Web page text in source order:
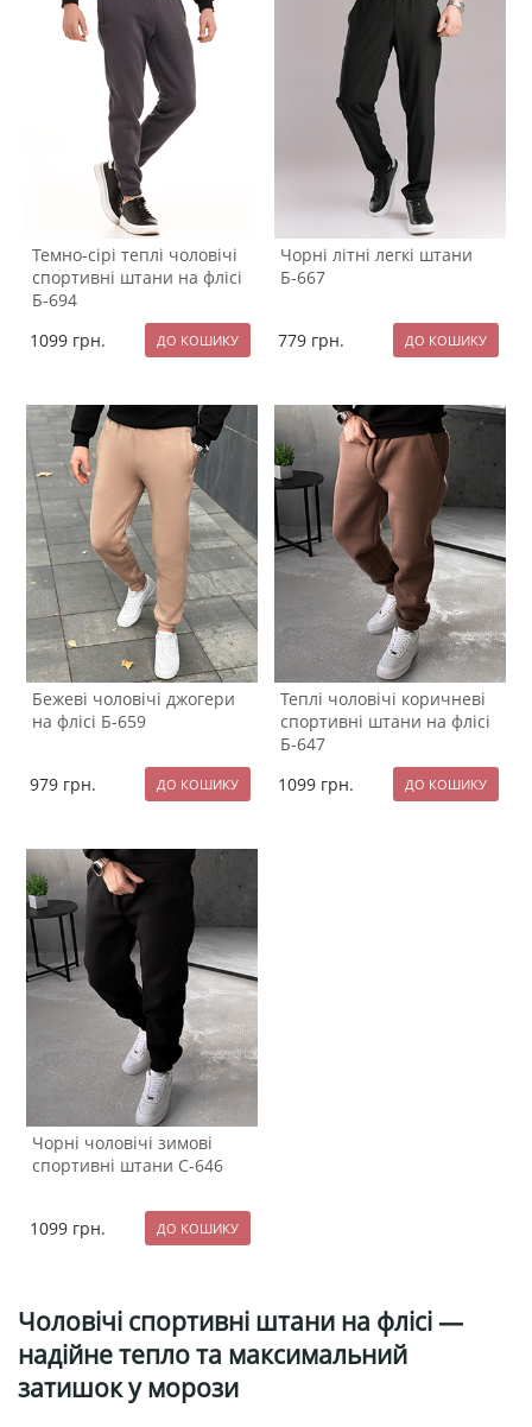
Темно-сірі теплі чоловічі
спортивні штани на флісі
Б-694
1099 грн.
Чорні літні легкі штани
Б-667
779 грн.
Бежеві чоловічі джогери
на флісі Б-659
979 грн.
Теплі чоловічі коричневі
спортивні штани на флісі
Б-647
1099 грн.
Чорні чоловічі зимові
спортивні штани С-646
1099 грн.
Чоловічі спортивні штани на флісі —
надійне тепло та максимальний
затишок у морози